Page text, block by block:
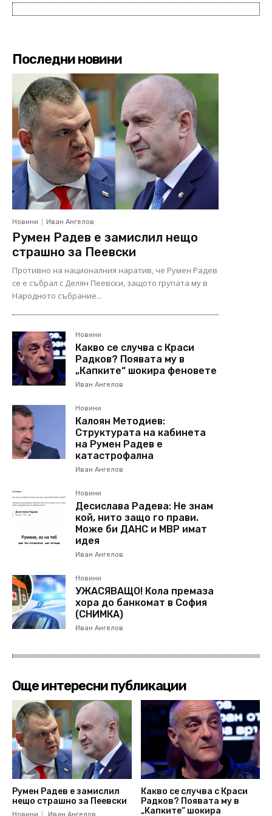
Последни новини
Новини Иван Ангелов
Румен Радев е замислил нещо
страшно за Пеевски
Противно на националния наратив, че Румен Радев
се е събрал с Делян Пеевски, защото групата му в
Народното събрание...
Новини
Какво се случва с Краси
Радков? Появата му в
„Капките“ шокира феновете
Иван Ангелов
Новини
Калоян Методиев:
Структурата на кабинета
на Румен Радев е
катастрофална
Иван Ангелов
Новини
Десислава Радева: Не знам
кой, нито защо го прави.
Може би ДАНС и МВР имат
идея
Иван Ангелов
Новини
УЖАСЯВАЩО! Кола премаза
хора до банкомат в София
(СНИМКА)
Иван Ангелов
Още интересни публикации
Румен Радев е замислил
нещо страшно за Пеевски
Новини Иван Ангелов
Какво се случва с Краси
Радков? Появата му в
„Капките“ шокира